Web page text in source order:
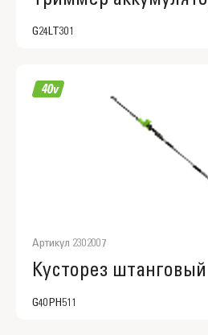
G24LT301
Артикул 2302007
G40PH511